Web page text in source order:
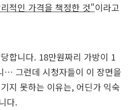
적인 가격을 책정한 것"이라고
합니다. 18만원짜리 가방이 1
… 그런데 시청자들이 이 장면을
지 못하는 이유는, 어딘가 익숙
다.